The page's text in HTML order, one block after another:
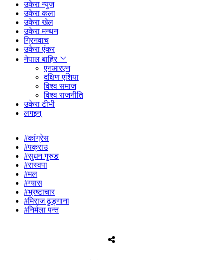
उकेरा न्युज
उकेरा कला
उकेरा खेल
उकेरा मन्थन
ग्रिनवाच
उकेरा एंकर
नेपाल बाहिर
एनआरएन
दक्षिण एशिया
विश्व समाज
विश्व राजनीति
उकेरा टीभी
लगइन्
#कांग्रेस
#पक्राउ
#सुधन गुरुङ
#रास्वपा
#मल
#ग्यास
#भ्रष्टाचार
#मिराज ढुङ्गाना
#निर्मला पन्त